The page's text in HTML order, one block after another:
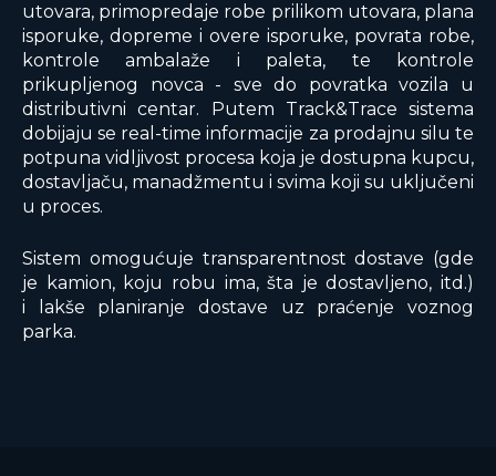
utovara, primopredaje robe prilikom utovara, plana
isporuke, dopreme i overe isporuke, povrata robe,
kontrole ambalaže i paleta, te kontrole
prikupljenog novca - sve do povratka vozila u
distributivni centar. Putem Track&Trace sistema
dobijaju se real-time informacije za prodajnu silu te
potpuna vidljivost procesa koja je dostupna kupcu,
dostavljaču, manadžmentu i svima koji su uključeni
u proces.
Sistem omogućuje transparentnost dostave (gde
je kamion, koju robu ima, šta je dostavljeno, itd.)
i lakše planiranje dostave uz praćenje voznog
parka.